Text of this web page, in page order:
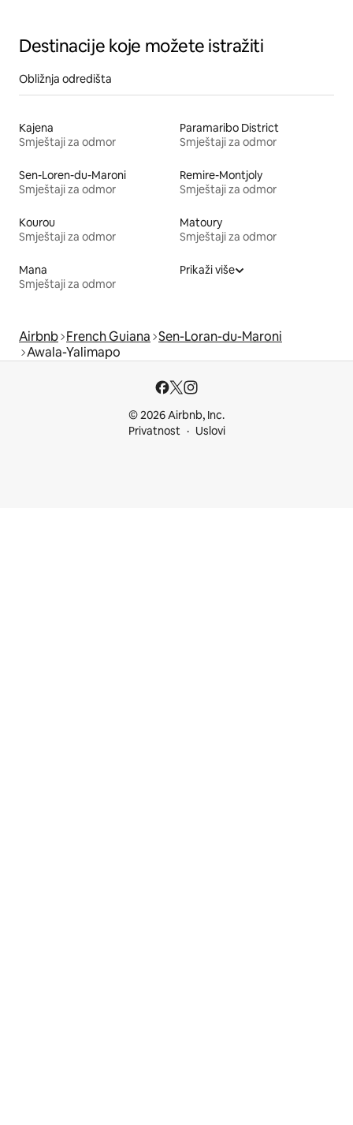
Destinacije koje možete istražiti
Obližnja odredišta
Kajena
Smještaji za odmor
Paramaribo District
Smještaji za odmor
Sen-Loren-du-Maroni
Smještaji za odmor
Remire-Montjoly
Smještaji za odmor
Kourou
Smještaji za odmor
Matoury
Smještaji za odmor
Mana
Smještaji za odmor
Prikaži više
Airbnb French Guiana Sen-Loran-du-Maroni
Awala-Yalimapo
© 2026 Airbnb, Inc.
Privatnost
Uslovi